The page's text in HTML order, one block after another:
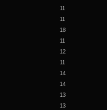
11
11
18
11
12
11
14
14
13
13